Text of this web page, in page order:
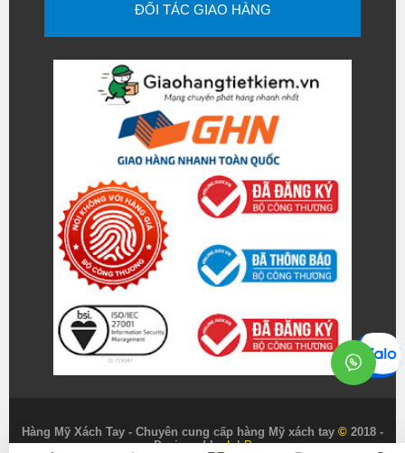
ĐỐI TÁC GIAO HÀNG
Hàng Mỹ Xách Tay - Chuyên cung cấp hàng Mỹ xách tay © 2018 -
Designed byL.I.P